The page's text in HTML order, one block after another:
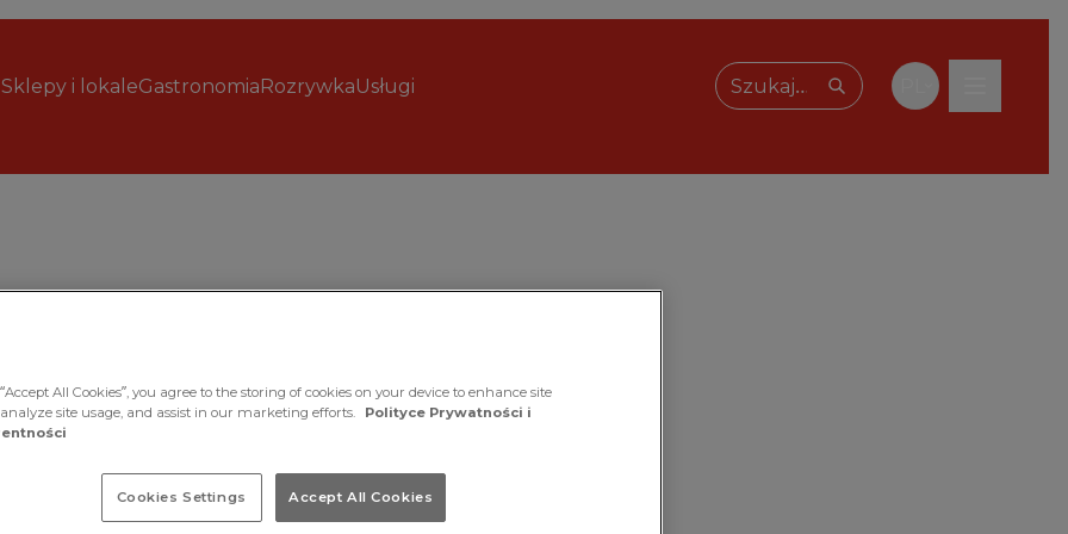
Sklepy i lokaleGastronomiaRozrywkaUsługi
Wpisz, czego szukasz
All Cookies”, you agree to the storing of cookies on your device to enhance site
site usage, and assist in our marketing efforts.
Polityce Prywatności i
Cookies Settings Accept All Cookies